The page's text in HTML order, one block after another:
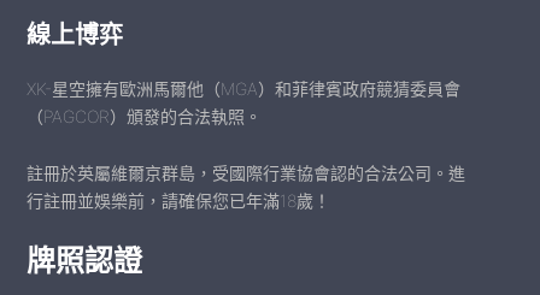
線上博弈
XK-星空擁有歐洲馬爾他（MGA）和菲律賓政府競猜委員會
（PAGCOR）頒發的合法執照。
註冊於英屬維爾京群島，受國際行業協會認的合法公司。進
行註冊並娛樂前，請確保您已年滿18歲！
牌照認證